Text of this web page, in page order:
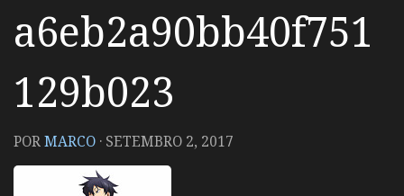
a6eb2a90bb40f751
129b023
PORMARCO · SETEMBRO 2, 2017